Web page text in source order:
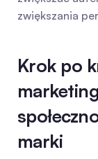
zwiększania
Krok po
marki